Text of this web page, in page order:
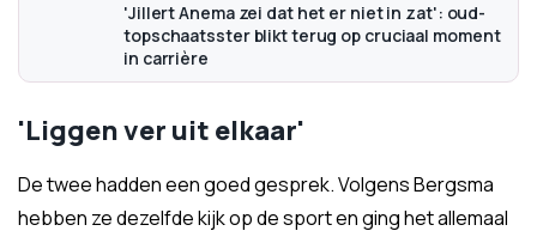
'Jillert Anema zei dat het er niet in zat': oud-
topschaatsster blikt terug op cruciaal moment
in carrière
'Liggen ver uit elkaar'
De twee hadden een goed gesprek. Volgens Bergsma
hebben ze dezelfde kijk op de sport en ging het allemaal